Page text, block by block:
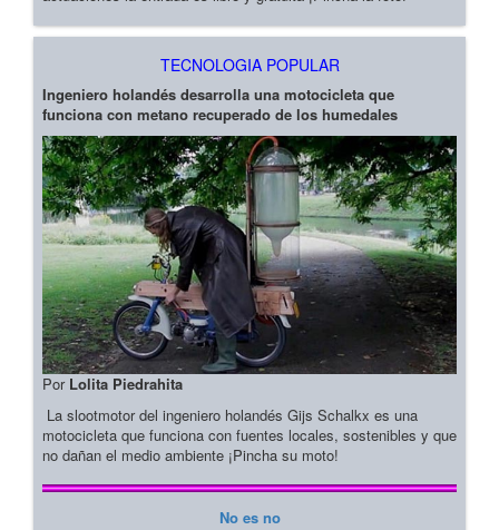
TECNOLOGIA POPULAR
Ingeniero holandés desarrolla una motocicleta que
funciona con metano recuperado de los humedales
Por Lolita Piedrahita
La slootmotor del ingeniero holandés Gijs Schalkx es una
motocicleta que funciona con fuentes locales, sostenibles y que
no dañan el medio ambiente ¡Pincha su moto!
No es no